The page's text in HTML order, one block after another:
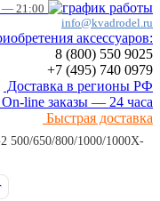
— 21:00
info@kvadrodel.ru
аксессуаров:
8 (800) 550 9025
+7 (495) 740 0979
Доставка в регионы РФ
On-line заказы — 24 часа
Быстрая доставка
500/650/800/1000/1000X-